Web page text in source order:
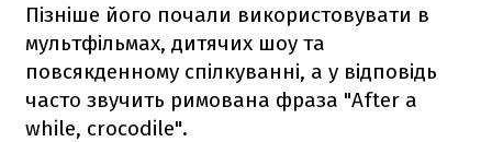
Пізніше його почали використовувати в
мультфільмах, дитячих шоу та
повсякденному спілкуванні, а у відповідь
часто звучить римована фраза "After a
while, crocodile".